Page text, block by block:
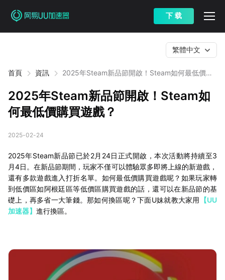
下 载
首頁 資訊
2025年Steam新品節開啟！Steam如何最低價購
繁體中文
2025年Steam新品節開啟！Steam如
何最低價購買遊戲？
2025-02-24
2025年Steam新品節已於2月24日正式開啟，本次活動將持續至3
月4日。在新品節期間，玩家不僅可以體驗眾多即將上線的新遊戲，
還有多款遊戲進入打折名單。如何最低價購買遊戲呢？如果玩家轉
到低價區如阿根廷區等低價區購買遊戲的話，還可以在新品節的基
礎上，再多省一大筆錢。那如何換區呢？下面U妹就教大家用
【UU
加速器】 進行換區。